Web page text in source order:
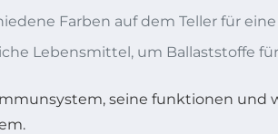
Farben auf dem Teller für
Lebensmittel, um Ballaststoffe